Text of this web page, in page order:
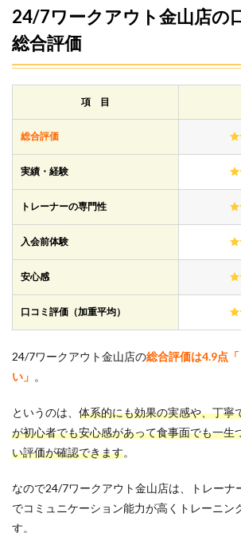
クア
ウト
金山
店の
口コ
24/7
ウト
金山
店の
向と
満足
度
2
24/7
ワー
クア
金山
店の
全般
5項
る口
コミ
24/7ワークアウト金山店の
総合評価
項 目
総合評価
実績・経験
トレーナーの専門性
入会前体験
安心感
口コミ評価（加重平均）
24/7ワークアウト金山店の総合評価は4.9点
い」 。
というのは、 体系的にも効果の実感や、丁寧
が初心者でも安心感があって食事面でも一生
い評価が確認できます。
なので24/7ワークアウト金山店は、トレーナ
でコミュニケーション能力が高くトレーニン
す。